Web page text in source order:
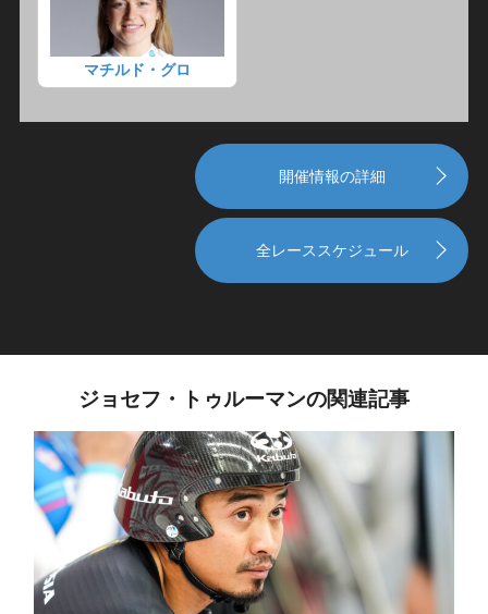
マチルド・グロ
開催情報の詳細
全レーススケジュール
ジョセフ・トゥルーマンの関連記事